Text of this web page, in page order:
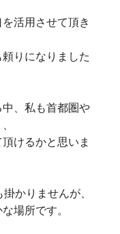
活用させて頂き
りになりました
、私も首都圏や
けるかと思いま
かりませんが、
場所です。